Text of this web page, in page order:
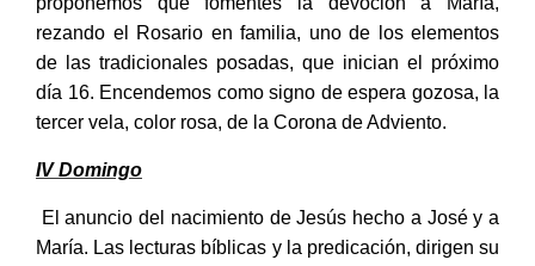
rezando el Rosario en familia, uno de los elementos
de las tradicionales posadas, que inician el próximo
día 16. Encendemos como signo de espera gozosa, la
tercer vela, color rosa, de la Corona de Adviento.
IV Domingo
El anuncio del nacimiento de Jesús hecho a José y a
María. Las lecturas bíblicas y la predicación, dirigen su